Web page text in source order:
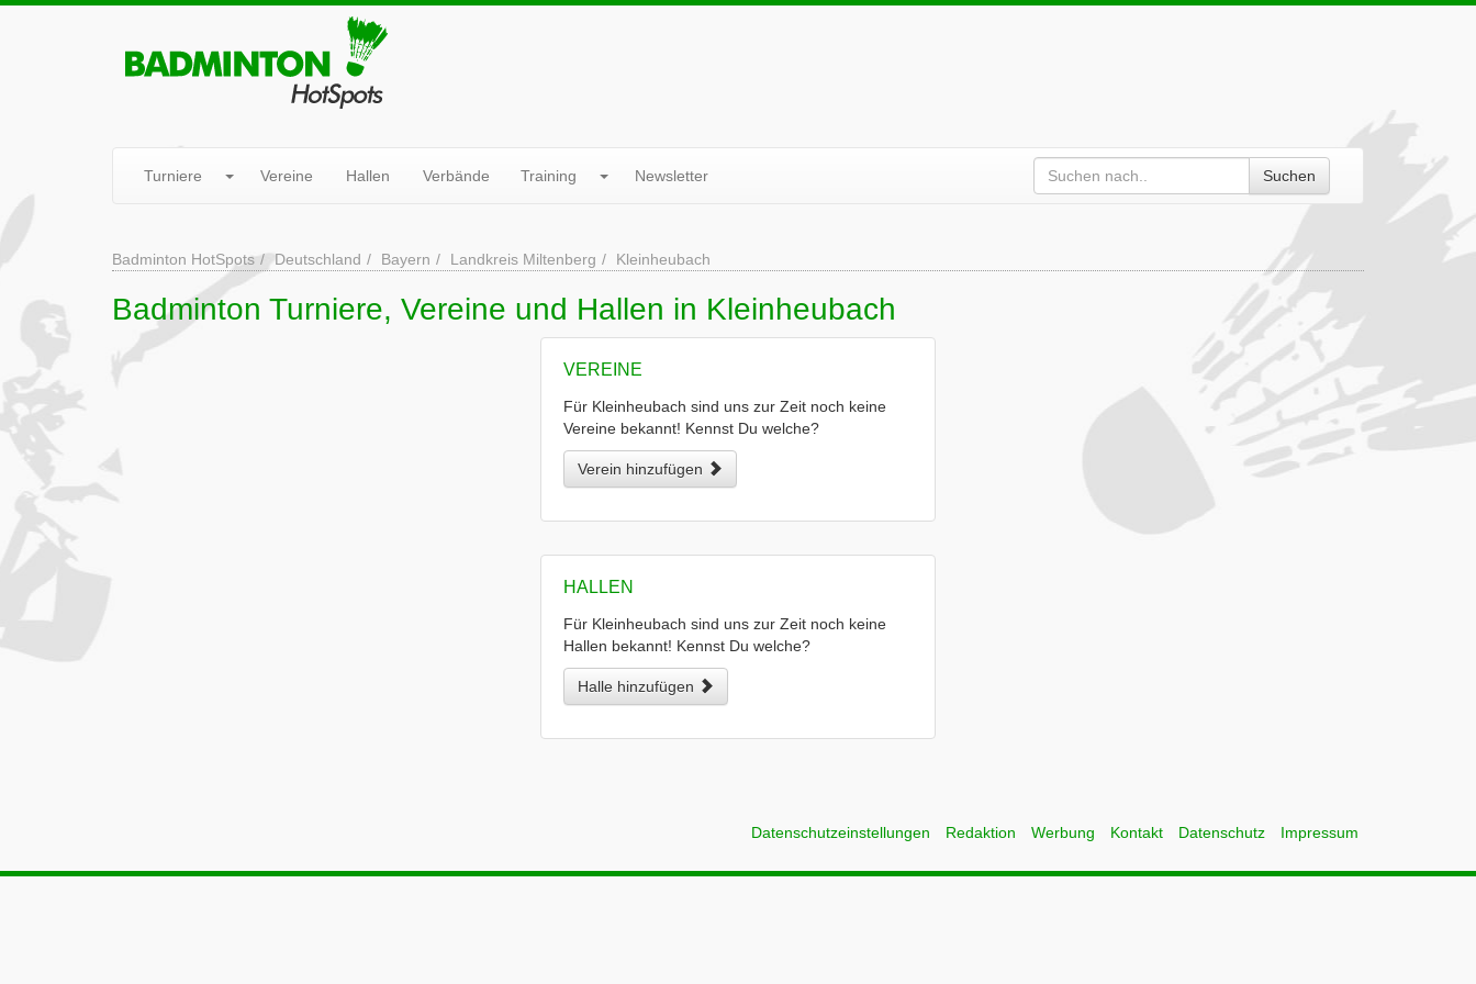
Turniere Vereine Hallen Verbände Training Newsletter Suchen
Badminton HotSpots Deutschland Bayern Landkreis Miltenberg Kleinheubach
Badminton Turniere, Vereine und Hallen in Kleinheubach
VEREINE
Für Kleinheubach sind uns zur Zeit noch keine
Vereine bekannt! Kennst Du welche?
Verein hinzufügen
HALLEN
Für Kleinheubach sind uns zur Zeit noch keine
Hallen bekannt! Kennst Du welche?
Halle hinzufügen
Datenschutzeinstellungen Redaktion Werbung Kontakt Datenschutz Impressum